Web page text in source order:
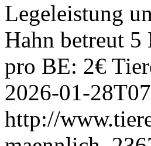
Legeleistung
Hahn betreut 5
pro BE: 2€
2026-01-
http://